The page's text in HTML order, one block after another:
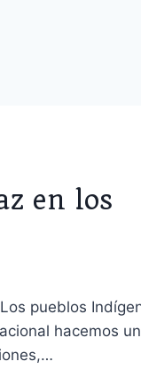
en los
Los pueblos
hacemos